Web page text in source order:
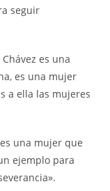
seguir
es una
es una mujer
a ella las mujeres
una mujer que
ejemplo para